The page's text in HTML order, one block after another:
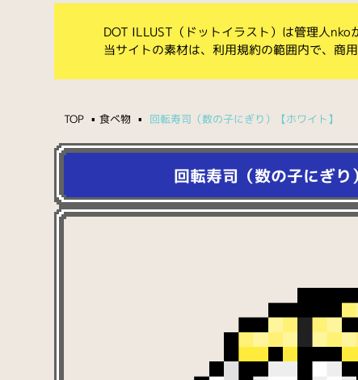
DOT ILLUST（ドットイラスト）は管理人nko
当サイトの素材は、利用規約の範囲内で、商
TOP 食べ物 回転寿司（数の子にぎり）【ホワイト】
回転寿司（数の子にぎり